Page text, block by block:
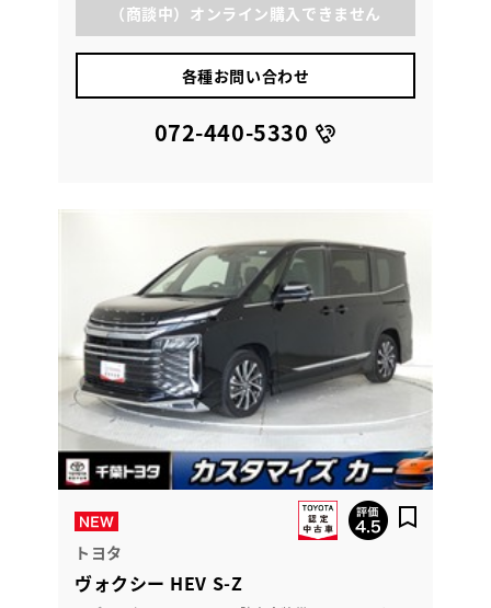
（商談中）オンライン購入できません
各種お問い合わせ
072-440-5330
トヨタ
ヴォクシー HEV S-Z